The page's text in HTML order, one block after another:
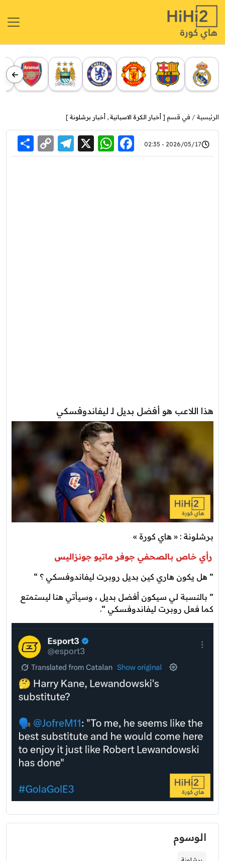
الرئيسية في قسم [ أخبار الكرة الاسبانية , أخبار برشلونة ]
2026/05/17 - 02:35
Facebook
WhatsApp
X
Link
هذا اللاعب هو أفضل بديل لـ ليفاندوفسكي
برشلونة : « هاي كورة »
رأي خاص بالصحفي جوفر ماتيو جونزاليس
” هل يكون هاري كين بديل روبرت ليفاندوفسكي ؟ “
” بالنسبة لي سيكون أفضل بديل ، وسيأتي هنا ليستمتع
كما فعل روبرت ليفاندوفسكي “.
الوسوم